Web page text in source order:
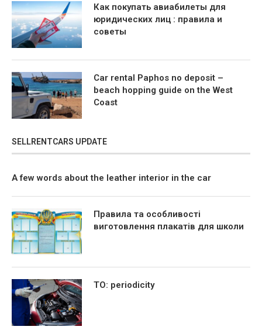
Как покупать авиабилеты для
юридических лиц : правила и
советы
Car rental Paphos no deposit –
beach hopping guide on the West
Coast
SELLRENTCARS UPDATE
A few words about the leather interior in the car
Правила та особливості
виготовлення плакатів для школи
TO: periodicity